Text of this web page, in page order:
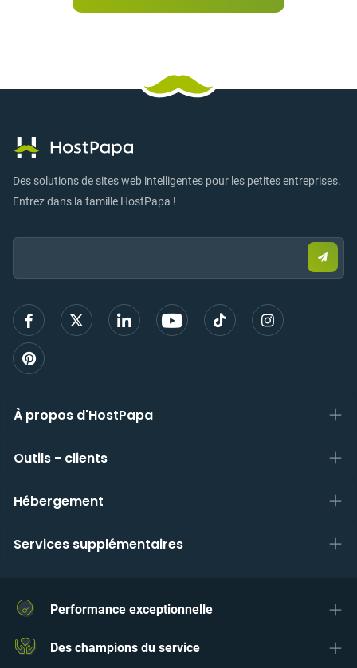
Des solutions de sites web intelligentes pour les petites entreprises.
Entrez dans la famille HostPapa !
Email:
un
mail
À propos d'HostPapa
Outils - clients
Hébergement
Services supplémentaires
Performance exceptionnelle
Des champions du service